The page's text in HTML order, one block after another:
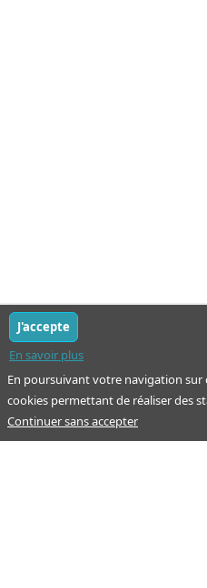
En poursuivant votre navigation sur
cookies permettant de réaliser des
En savoir plus
J'accepte
Continuer sans accepter